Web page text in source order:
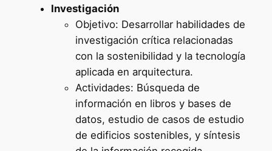
Investigación
Objetivo: Desarrollar habilidades de
investigación crítica relacionadas
con la sostenibilidad y la tecnología
aplicada en arquitectura.
Actividades: Búsqueda de
información en libros y bases de
datos, estudio de casos de estudio
de edificios sostenibles, y síntesis